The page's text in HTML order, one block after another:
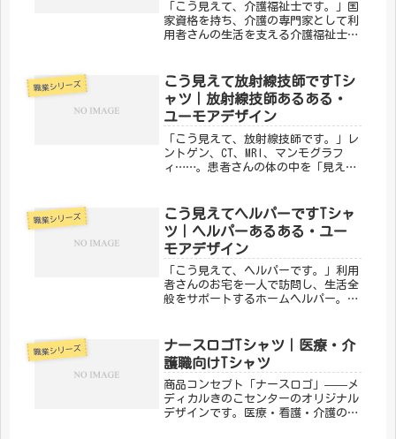
「こう見えて、介護福祉士です。」国
家資格を持ち、介護の専門家として利
用者さんの生活を支える介護福祉士。
ず。そんな介護福祉士の誇りをユーモ
ラスに込めたのが、メディカルきのこ
セ...
職業シリーズ
こう見えて放射線技師ですTシ
ャツ｜放射線技師あるある・
ユーモアデザイン
「こう見えて、放射線技師です。」レ
ントゲン、CT、MRI、マンモグラフ
ィ……。患者さんの体の中を「見える
をユーモラスに表現したのが、メディ
カルきのこセンターの「こう見えて
放...
職業シリーズ
こう見えてヘルパーですTシャ
ツ｜ヘルパーあるある・ユー
モアデザイン
「こう見えて、ヘルパーです。」利用
者さんのお宅を一人で訪問し、生活全
般をサポートするホームヘルパー。孤
そんなヘルパーの日常をユーモアに込
めたのが、メディカルきのこセンター
の...
職業シリーズ
ナースロゴTシャツ｜医療・介
護職向けTシャツ
商品コンセプト「ナースロゴ」——メ
ディカルきのこセンターのオリジナル
デザインです。医療・看護・介護の現